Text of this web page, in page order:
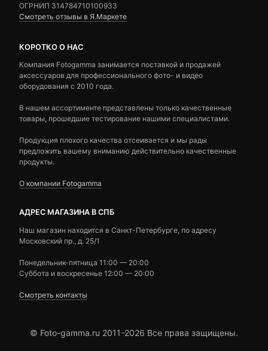
ОГРНИП 314784710100933
Смотреть отзывы в Я.Маркете
КОРОТКО О НАС
Компания Fotogamma занимается поставкой и продажей
аксессуаров для профессионального фото- и видео
оборудования с 2010 года.
В нашем ассортименте представлены только качественные
товары, прошедшие тестирование нашими специалистами.
Продукция плохого качества отсеивается и мы рады
предложить вашему вниманию действительно качественные
продукты.
О компании Fotogamma
АДРЕС МАГАЗИНА В СПБ
Наш магазин находится в Санкт-Петербурге, по адресу
Московский пр., д. 25/1
Понедельник-пятница 11:00 — 20:00
Суббота и воскресенье 12:00 — 20:00
Смотреть контакты
© Foto-gamma.ru 2011-2026 Все права защищены.